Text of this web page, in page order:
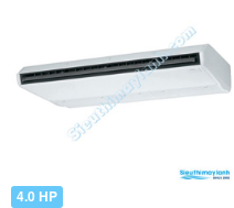
4.0 HP